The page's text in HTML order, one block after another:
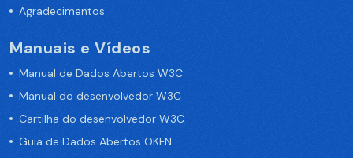
Agradecimentos
Manuais e Vídeos
Manual de Dados Abertos W3C
Manual do desenvolvedor W3C
Cartilha do desenvolvedor W3C
Guia de Dados Abertos OKFN